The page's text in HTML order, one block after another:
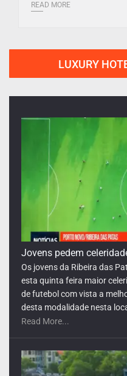
READ MORE
LUXURY
Delegacia comemora
A Delegacia de Saúde do
esta quarta feira a
âmbito da Semana Mundial
destacando-se uma sessão
do aleitamento materno.
Read More...